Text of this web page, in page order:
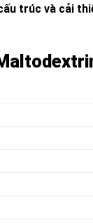
trúc và cải